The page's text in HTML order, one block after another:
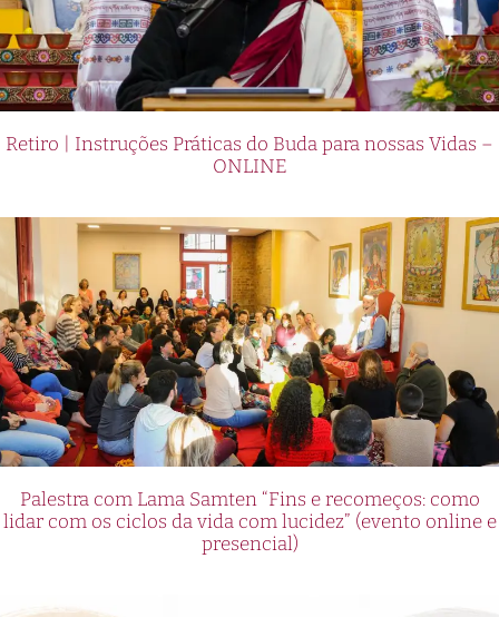
Retiro | Instruções Práticas do Buda para nossas Vidas –
ONLINE
Palestra com Lama Samten “Fins e recomeços: como
lidar com os ciclos da vida com lucidez” (evento online e
presencial)